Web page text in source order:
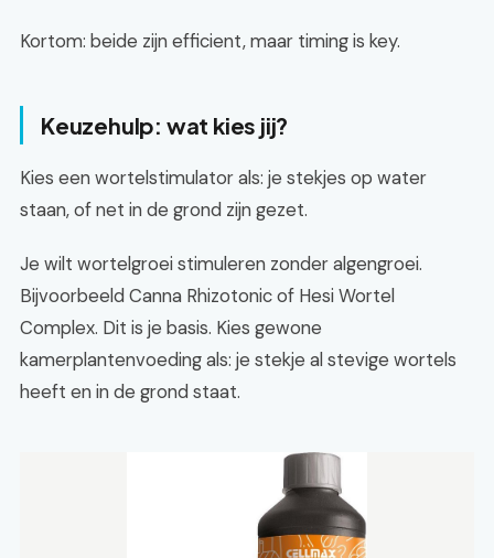
Kortom: beide zijn efficient, maar timing is key.
Keuzehulp: wat kies jij?
Kies een wortelstimulator als: je stekjes op water
staan, of net in de grond zijn gezet.
Je wilt wortelgroei stimuleren zonder algengroei.
Bijvoorbeeld Canna Rhizotonic of Hesi Wortel
Complex. Dit is je basis. Kies gewone
kamerplantenvoeding als: je stekje al stevige wortels
heeft en in de grond staat.